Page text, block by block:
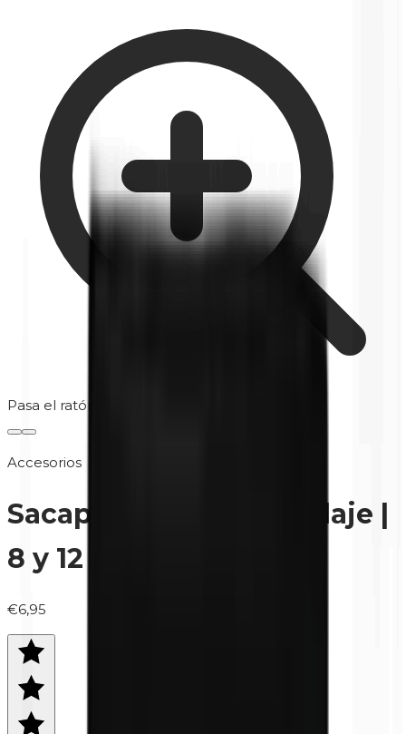
Pasa el ratón para ampliar
Accesorios
Sacapuntas de maquillaje |
8 y 12 mm
€6,95